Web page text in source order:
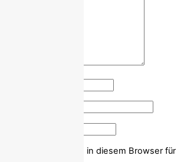
und Website in diesem Browser für